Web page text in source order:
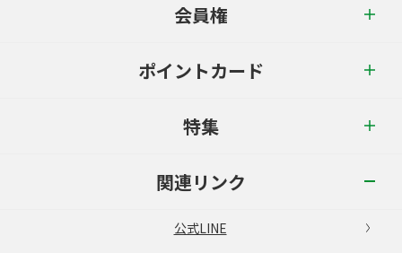
会員権
ポイントカード
特集
関連リンク
公式LINE